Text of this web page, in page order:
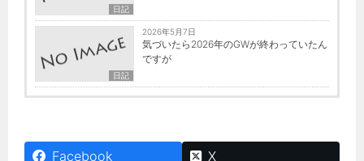
日記
日記
2026年5月7日
気づいたら2026年のGWが終わっていたん
ですが
Facebook
X